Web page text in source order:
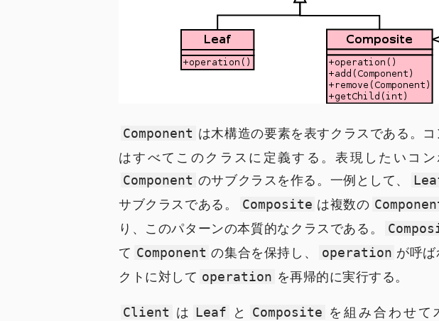
Component は木構造の要素を表すクラスである。
はすべてこのクラスに定義する。表現したいコン
Component のサブクラスを作る。一例として、
サブクラスである。
Composite は複数の
り、このパターンの本質的なクラスである。
て Component の集合を保持し、 operation が呼
クトに対して operation を再帰的に実行する。
Client は Leaf と Composite を組み合わせて